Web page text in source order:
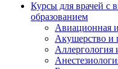
Курсы для врачей с
образованием
Авиационная
Акушерство и
Аллергология